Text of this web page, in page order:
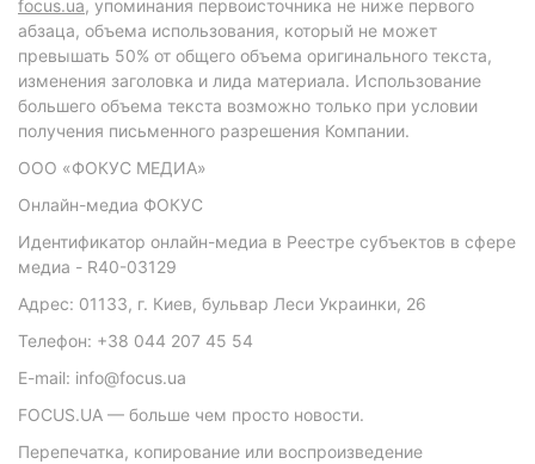
focus.ua, упоминания первоисточника не ниже первого
абзаца, объема использования, который не может
превышать 50% от общего объема оригинального текста,
изменения заголовка и лида материала. Использование
большего объема текста возможно только при условии
получения письменного разрешения Компании.
ООО «ФОКУС МЕДИА»
Онлайн-медиа ФОКУС
Идентификатор онлайн-медиа в Реестре субъектов в сфере
медиа - R40-03129
Адрес: 01133, г. Киев, бульвар Леси Украинки, 26
Телефон: +38 044 207 45 54
E-mail: info@focus.ua
FOCUS.UA — больше чем просто новости.
Перепечатка, копирование или воспроизведение